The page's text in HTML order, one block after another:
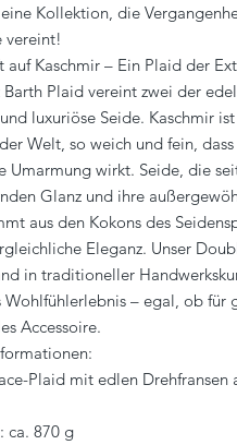
Kollektion, die
vereint!
auf Kaschmir – Ein Plaid der
Barth Plaid vereint zwei der
luxuriöse Seide. Kaschmir
Welt, so weich und fein,
Umarmung wirkt. Seide, die
Glanz und ihre
aus den Kokons des
Eleganz. Unser
in traditioneller
Wohlfühlerlebnis – egal, ob für
Accessoire.
Plaid mit edlen Drehfransen
ca. 870 g